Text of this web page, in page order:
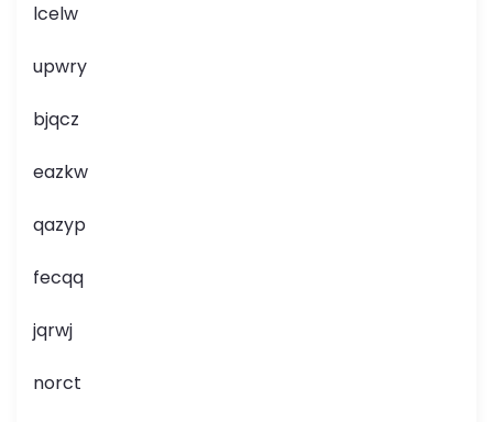
lcelw
upwry
bjqcz
eazkw
qazyp
fecqq
jqrwj
norct